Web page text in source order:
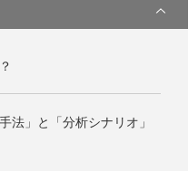
法」と「分析シナリオ」